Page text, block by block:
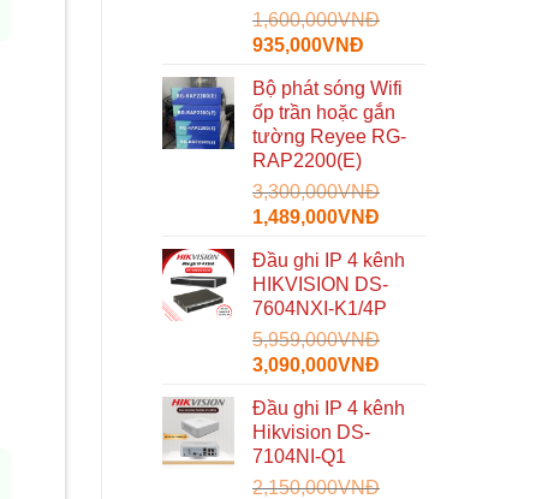
1,600,000VNĐ
Giá
là:
1,600,000VNĐ.
935,000VNĐ
tại
là:
935,000VNĐ.
Bộ phát sóng Wifi
ốp trần hoặc gắn
tường Reyee RG-
RAP2200(E)
3,300,000VNĐ
Giá
là:
3,300,000VNĐ.
1,489,000VNĐ
tại
là:
1,489,000VNĐ.
Đầu ghi IP 4 kênh
HIKVISION DS-
7604NXI-K1/4P
5,959,000VNĐ
Giá
là:
5,959,000VNĐ.
3,090,000VNĐ
tại
Đầu ghi IP 4 kênh
Hikvision DS-
7104NI-Q1
2,150,000VNĐ